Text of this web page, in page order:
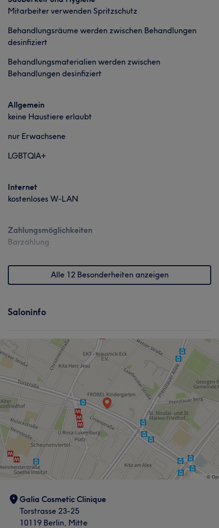
Gesicht
Mitarbeiter verwenden Spritzschutz
Behandlungsräume werden zwischen Behandlungen
desinfiziert
Behandlungsmaterialien werden zwischen
Behandlungen desinfiziert
Allgemein
keine Haustiere erlaubt
nur Erwachsene
LGBTQIA+
Internet
kostenloses W-LAN
Zahlungsmöglichkeiten
Barzahlung
Alle 12 Besonderheiten anzeigen
Saloninfo
Galia Cosmetic Clinique
Torstrasse 23-25
10119 Berlin, Mitte